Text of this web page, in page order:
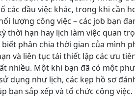
các đầu việc khác, trong khi cần
lượng công việc – các job bạn
thời hạn hay lịch làm việc quan
phân chia thời gian của mình
và liên tục tái thiết lập các ưu
nhiều. Một khi bạn đã có một
dụng như lịch, các kẹp hồ sơ
bạn sắp xếp và tổ chức công việc.